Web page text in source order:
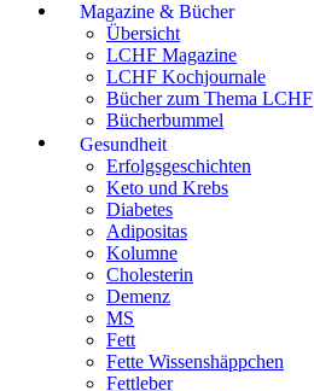
Magazine & Bücher
Übersicht
LCHF Magazine
LCHF Kochjournale
Bücher zum Thema LCHF
Bücherbummel
Gesundheit
Erfolgsgeschichten
Keto und Krebs
Diabetes
Adipositas
Kolumne
Cholesterin
Demenz
MS
Fett
Fette Wissenshäppchen
Fettleber